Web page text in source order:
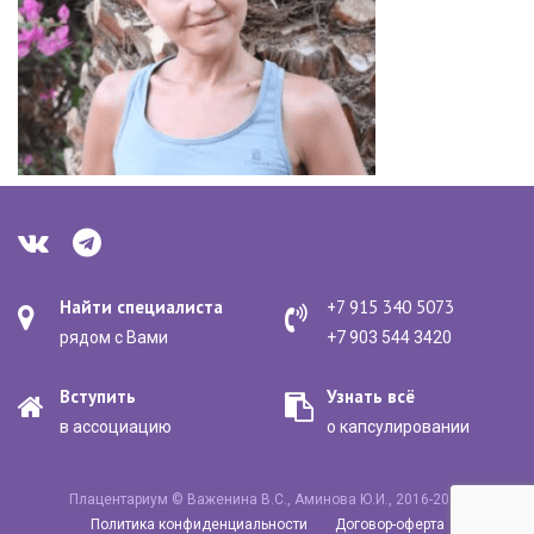
+7 915 340 5073
+7 903 544 3420
Найти специалиста
рядом с Вами
Узнать всё
о капсулировании
Вступить
в ассоциацию
Плацентариум © Важенина В.С., Аминова Ю.И., 2016-2020
Политика конфиденциальности
Договор-оферта